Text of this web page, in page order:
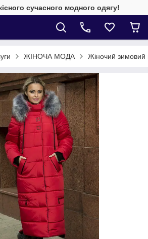
сучасного модного одягу!
ЖІНОЧА МОДА Жіночий зимовий